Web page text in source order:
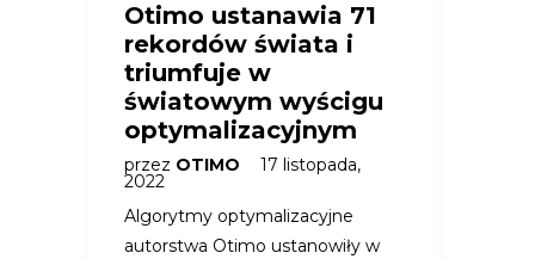
Otimo ustanawia 71
rekordów świata i
triumfuje w
światowym wyścigu
optymalizacyjnym
przez OTIMO 17 listopada,
2022
Algorytmy optymalizacyjne
autorstwa Otimo ustanowiły w